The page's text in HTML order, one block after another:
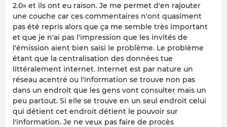
2.0» et ils ont eu raison. Je me permet d'en rajouter
une couche car ces commentaires n'ont quasiment
pas été repris alors que ça me semble très important
et que je n'ai pas l'impression que les invités de
l'émission aient bien saisi le problème. Le problème
étant que la centralisation des données tue
littéralement internet. Internet est par nature un
réseau acentré ou l'information se trouve non pas
dans un endroit que les gens vont consulter mais un
peu partout. Si elle se trouve en un seul endroit celui
qui détient cet endroit détient le pouvoir sur
l'information. Je ne veux pas faire de procès